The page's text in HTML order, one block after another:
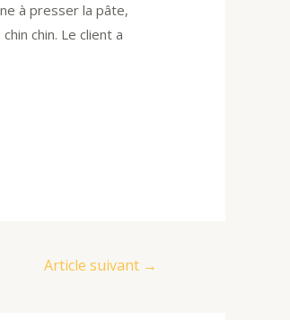
à presser la pâte,
chin. Le client a
Article suivant →